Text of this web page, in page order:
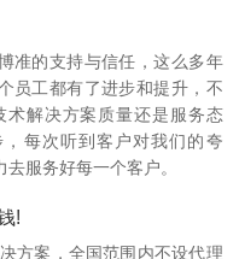
准的支持与信任，这么多年
员工都有了进步和提升，不
术解决方案质量还是服务态
每次听到客户对我们的夸
服务好每一个客户。
!
方案，全国范围内不设代理